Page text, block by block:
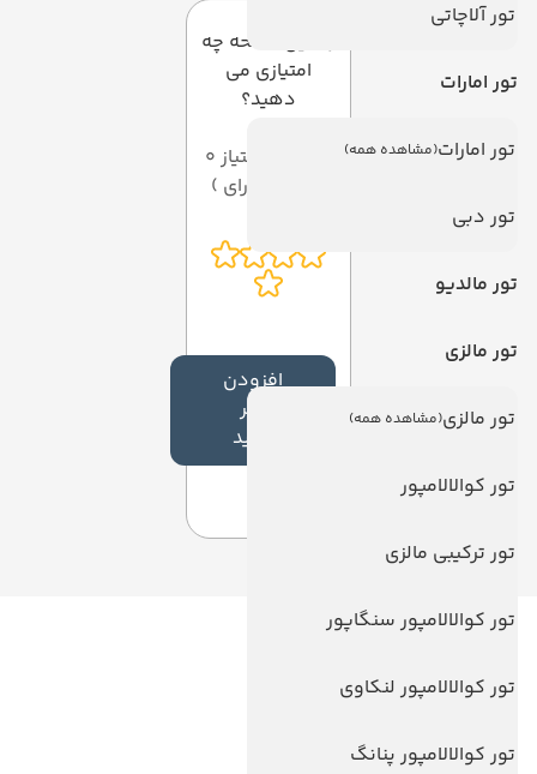
تور آلاچاتی
تور امارات
تور امارات(مشاهده همه)
تور دبی
تور مالدیو
تور مالزی
تور مالزی(مشاهده همه)
تور کوالالامپور
تور ترکیبی مالزی
تور کوالالامپور سنگاپور
تور کوالالامپور لنکاوی
تور کوالالامپور پنانگ
به این صفحه چه
امتیازی می
دهید؟
میانگین امتیاز 0
افزودن
نظر
جدید
ویزا